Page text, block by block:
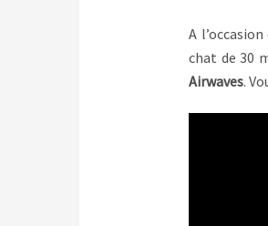
A
chat de 30
Airwaves.